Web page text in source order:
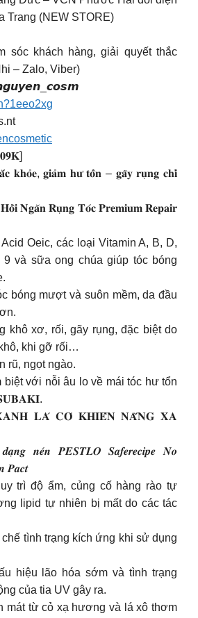
Trang (NEW STORE)
sóc khách hàng, giải quyết thắc
– Zalo, Viber)
𝐤𝐡𝐨̉𝐞, 𝐠𝐢𝐚̉𝐦 𝐡𝐮̛ 𝐭𝐨̂̉𝐧 – 𝐠𝐚̃𝐲 𝐫𝐮̣𝐧𝐠 𝐜𝐡𝐢̉
𝐍𝐠𝐚̆𝐧 𝐑𝐮̣𝐧𝐠 𝐓𝐨́𝐜 𝐏𝐫𝐞𝐦𝐢𝐮𝐦 𝐑𝐞𝐩𝐚𝐢𝐫
Oeic, các loại Vitamin A, B, D,
9 và sữa ong chúa giúp tóc bóng
bóng mượt và suôn mềm, da đầu
khô xơ, rối, gãy rụng, đặc biệt do
khi gỡ rối…
rũ, ngọt ngào.
với nỗi âu lo về mái tóc hư tổn
𝐋𝐀́ 𝐂𝐎́ 𝐊𝐇𝐈𝐄̂́𝐍 𝐍𝐀̆́𝐍𝐆 𝐗𝐀
𝒏𝒆́𝒏 𝑷𝑬𝑺𝑻𝑳𝑶 𝑺𝒂𝒇𝒆𝒓𝒆𝒄𝒊𝒑𝒆 𝑵𝒐
𝑷𝒂𝒄𝒕
trì độ ẩm, củng cố hàng rào tự
lipid tự nhiên bị mất do các tác
chế tình trạng kích ứng khi sử dụng
hiệu lão hóa sớm và tình trạng
của tia UV gây ra.
mát từ cỏ xạ hương và lá xô thơm